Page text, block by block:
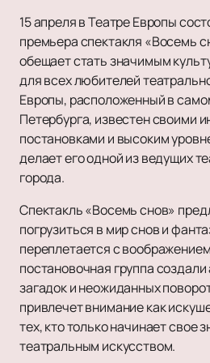
Фестиваль
Шоу
Инди
Танцевальное шоу
Новогодние концерты
Литературные чтения
Сказка
Музыкальная сказка
Детский мюзикл
Детский квест
Драма
Спектакль
Балет
Пьеса
Опера
Музыкальный спектакль
Мюзикл
Моноспектакль
Оперетта
Танцевальный спектакль
Пластический спектакль
Рок-опера
Мелодрама
Экспериментальный театр
Афиша и Билеты
Театры
Новости
Популярное
Балет ЩелкунчикТеатр балета Б.
VIP-Билеты
Гастроли
Театр балета Эйфмана
Подарочные сертификаты
Балет Эйфмана «Преступление и
Гастроли Театра Чехова
15 апреля в Театре Европы
премьера спектакля «Восемь
обещает стать значимым
для всех любителей
Европы, расположенный в
Петербурга, известен своими
постановками и высоким
делает его одной из ведущих
города.
Спектакль «Восемь снов»
погрузиться в мир снов и
переплетается с
постановочная группа
загадок и неожиданных
привлечет внимание как
тех, кто только начинает свое
театральным искусством.